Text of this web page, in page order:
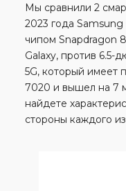
Мы сравнили 2
2023 года Samsung
чипом Snapdragon
Galaxy, против 6.5-
5G, который имеет
7020 и вышел на 7
найдете
стороны каждого